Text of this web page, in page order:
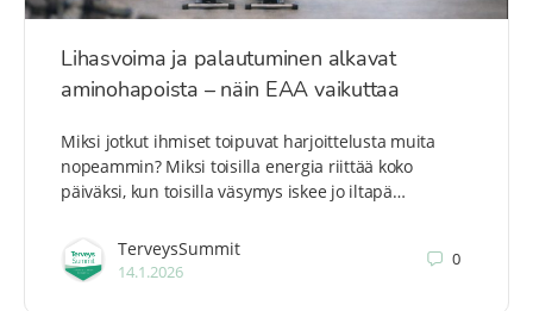
Lihasvoima ja palautuminen alkavat
aminohapoista – näin EAA vaikuttaa
Miksi jotkut ihmiset toipuvat harjoittelusta muita
nopeammin? Miksi toisilla energia riittää koko
päiväksi, kun toisilla väsymys iskee jo iltapä…
TerveysSummit
14.1.2026
0